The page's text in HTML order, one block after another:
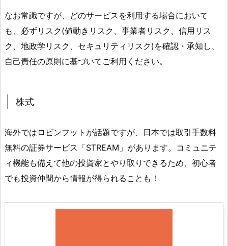
なお常識ですが、どのサービスを利用する場合において
も、必ずリスク(値動きリスク、事業者リスク、信用リス
ク、地政学リスク、セキュリティリスク)を確認・承知し、
自己責任の原則に基づいてご利用ください。
株式
海外ではロビンフットが話題ですが、日本では取引手数料
無料の証券サービス「STREAM」があります。コミュニテ
ィ機能も備えて他の投資家とやり取りできるため、初心者
でも投資仲間から情報が得られることも！